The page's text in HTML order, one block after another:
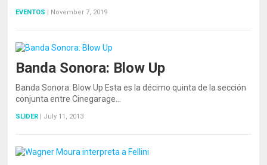
EVENTOS | November 7, 2019
Banda Sonora: Blow Up
Banda Sonora: Blow Up Esta es la décimo quinta de la sección
conjunta entre Cinegarage…
SLIDER | July 11, 2013